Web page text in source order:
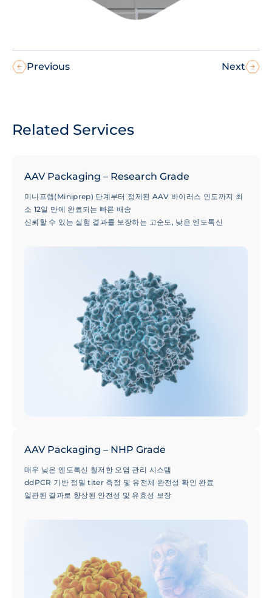
Previous Next
Related Services
AAV Packaging – Research Grade
미니프렙(Miniprep) 단계부터 정제된 AAV 바이러스 인도까지 최
소 12일 만에 완료되는 빠른 배송
신뢰할 수 있는 실험 결과를 보장하는 고순도, 낮은 엔도톡신
50,000건 이상의 성공적인 프로젝트 수행 실적으로 검증된 100개
AAV Packaging – NHP Grade
매우 낮은 엔도톡신 철저한 오염 관리 시스템
ddPCR 기반 정밀 titer 측정 및 유전체 완전성 확인 완료
일관된 결과로 향상된 안전성 및 유효성 보장